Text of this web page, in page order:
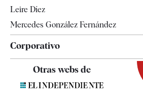
Leire Díez
Mercedes González Fernández
Corporativo
Contacto
Otras webs de